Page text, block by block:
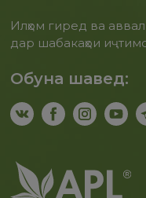
Илҳом гиред ва
дар шабакаҳои
Обуна шавед: